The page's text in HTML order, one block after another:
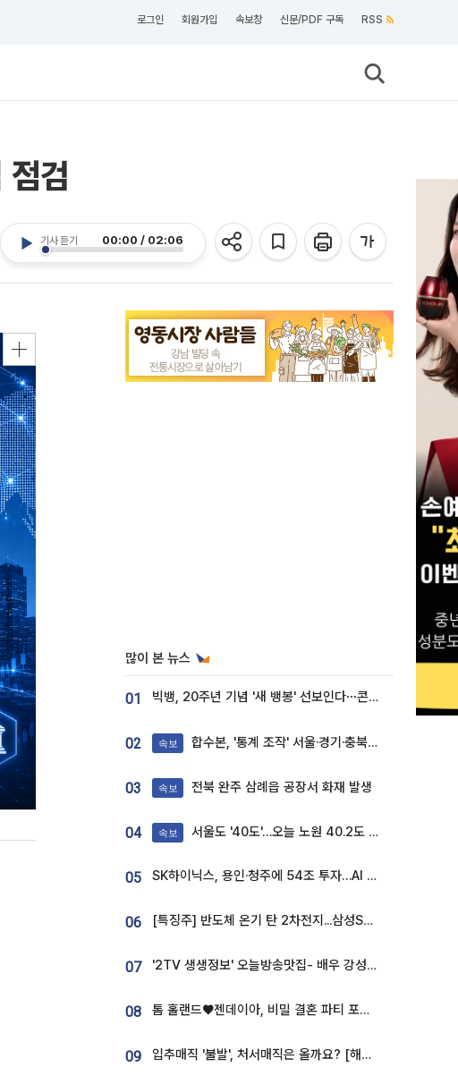
로그인 회원가입 속보창 신문/PDF 구독 RSS
검
기사 듣기 00:00 / 02:06
많이 본 뉴스
01 빅뱅, 20주년 기념 '새 뱅봉' 선보인다⋯콘서트 앞두고 팝업 개최
02 속보 합수본, '통계 조작' 서울·경기·충북 선관위 등 추가 압수수색
03 속보 전북 완주 삼례읍 공장서 화재 발생
04 속보 서울도 '40도'…오늘 노원 40.2도 기록
05 SK하이닉스, 용인·청주에 54조 투자…AI 메모리 생산기지 키운다
06 [특징주] 반도체 온기 탄 2차전지...삼성SDI, 장 초반 7% 넘게 껑충
07 '2TV 생생정보' 오늘방송맛집- 배우 강성진 단골! 쌀국수ㆍ푸팟퐁 커리 맛집 '블○○○'
08 톰 홀랜드♥젠데이아, 비밀 결혼 파티 포착⋯호텔 대관비만 9억
09 입추매직 '불발', 처서매직은 올까요? [해시태그]